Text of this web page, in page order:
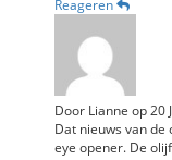
Reageren
Door Lianne op20
Dat nieuws van de
eye opener. De